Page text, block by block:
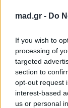
mad.gr - Do
If you wish to
processing of
targeted
section to
opt-out request
interest-based
us or personal